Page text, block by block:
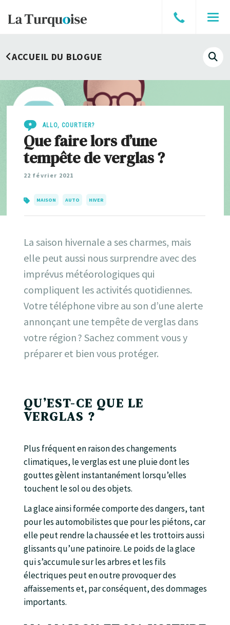
courtier
ACCUEIL DU BLOGUE
le
de
ALLO, COURTIER?
Que faire lors d’une
tempête de verglas ?
22 février 2021
MAISON AUTO HIVER
La saison hivernale a ses charmes, mais
elle peut aussi nous surprendre avec des
imprévus météorologiques qui
compliquent les activités quotidiennes.
Votre téléphone vibre au son d’une alerte
annonçant une tempête de verglas dans
votre région ? Sachez comment vous y
préparer et bien vous protéger.
QU’EST-CE QUE LE
VERGLAS ?
Plus fréquent en raison des changements
climatiques, le verglas est une pluie dont les
gouttes gèlent instantanément lorsqu’elles
touchent le sol ou des objets.
La glace ainsi formée comporte des dangers, tant
pour les automobilistes que pour les piétons, car
elle peut rendre la chaussée et les trottoirs aussi
glissants qu’une patinoire. Le poids de la glace
qui s’accumule sur les arbres et les fils
électriques peut en outre provoquer des
affaissements et, par conséquent, des dommages
importants.